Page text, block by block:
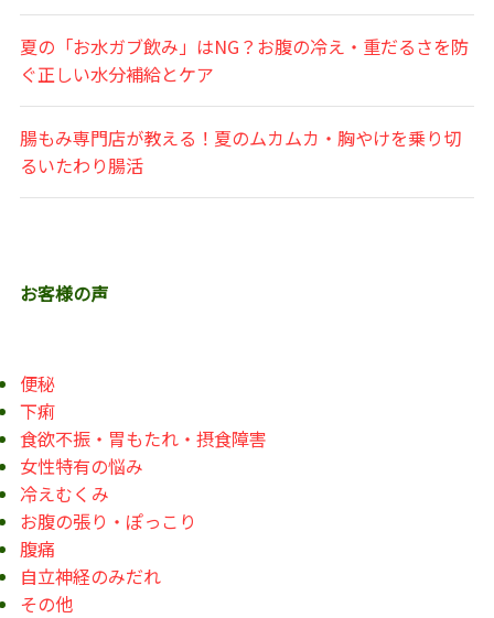
夏の「お水ガブ飲み」はNG？お腹の冷え・重だるさを防
ぐ正しい水分補給とケア
腸もみ専門店が教える！夏のムカムカ・胸やけを乗り切
るいたわり腸活
お客様の声
便秘
下痢
食欲不振・胃もたれ・摂食障害
女性特有の悩み
冷えむくみ
お腹の張り・ぽっこり
腹痛
自立神経のみだれ
その他